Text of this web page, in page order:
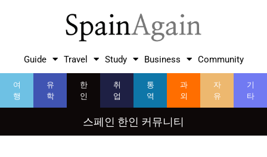
Guide Travel Study Business Community
여
행
유
학
한
인
취
업
통
역
과
외
자
유
기
타
스페인 한인 커뮤니티